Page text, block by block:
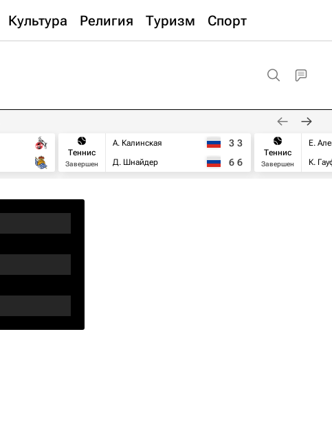
Культура Религия Туризм Спорт
Теннис
Завершен
А. Калинская
Д. Шнайдер
3 3
6 6
Теннис
Завершен
Е.
К.